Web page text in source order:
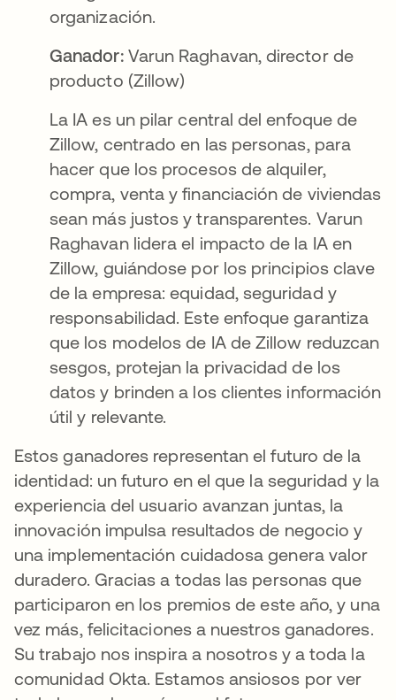
organización.
Ganador: Varun Raghavan, director de
producto (Zillow)
La IA es un pilar central del enfoque de
Zillow, centrado en las personas, para
hacer que los procesos de alquiler,
compra, venta y financiación de viviendas
sean más justos y transparentes. Varun
Raghavan lidera el impacto de la IA en
Zillow, guiándose por los principios clave
de la empresa: equidad, seguridad y
responsabilidad. Este enfoque garantiza
que los modelos de IA de Zillow reduzcan
sesgos, protejan la privacidad de los
datos y brinden a los clientes información
útil y relevante.
Estos ganadores representan el futuro de la
identidad: un futuro en el que la seguridad y la
experiencia del usuario avanzan juntas, la
innovación impulsa resultados de negocio y
una implementación cuidadosa genera valor
duradero. Gracias a todas las personas que
participaron en los premios de este año, y una
vez más, felicitaciones a nuestros ganadores.
Su trabajo nos inspira a nosotros y a toda la
comunidad Okta. Estamos ansiosos por ver